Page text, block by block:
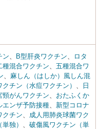
ン、 B型肝炎ワクチン、
ロタ
種混合ワクチン、 五種混合ワ
、 麻しん（はしか）風しん混
チン（水痘ワクチン） 、
日
頸がんワクチン、 おたふくか
エンザ予防接種、 新型コロナ
クチン、 成人用肺炎球菌ワク
独） 、 破傷風ワクチン（単